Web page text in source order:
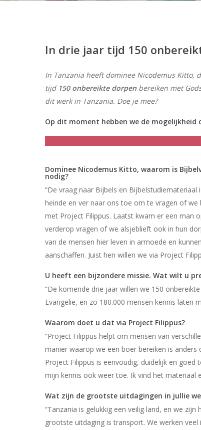
In drie jaar tijd 150
In Tanzania heeft dominee Nicodemus Kitto,
tijd 150 onbereikte dorpen bereiken met
dit werk in Tanzania. Doe je mee?
Op dit moment hebben we de mogelijkheid
Dominee Nicodemus Kitto, waarom is
nodig?
“De vraag naar Bijbels en
heinde en ver naar ons toe om te vragen of
met Project Filippus. Laatst kwam er een man
verderop vragen of we alsjeblieft ook in hun
van de mensen hier leven in armoede en
aanschaffen. Juist hen willen we via Project
U heeft een bijzondere missie. Wat wilt u
“De komende drie jaar willen we 150
Evangelie, en zo 180.000 mensen kennis laten
Waarom doet u dat via Project Filippus?
“Project Filippus helpt om mensen van
manier waarop we een boer bereiken is anders
Project Filippus is eenvoudig, duidelijk en goed
mijn kennis ook weer toe. Ik vind het materiaal
Wat zijn de grootste uitdagingen in jullie
“Tanzania is gelukkig een veilig land, en we
grootste uitdaging is transport. We werken